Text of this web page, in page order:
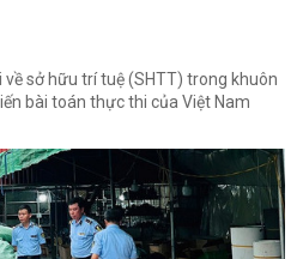
sở hữu trí tuệ (SHTT) trong khuôn
bài toán thực thi của Việt Nam